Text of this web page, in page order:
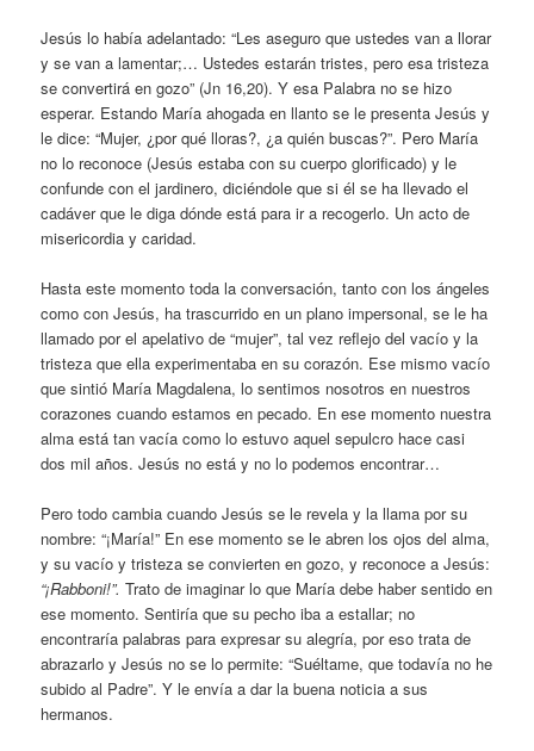
Jesús lo había adelantado: “Les aseguro que ustedes van a llorar
y se van a lamentar;… Ustedes estarán tristes, pero esa tristeza
se convertirá en gozo” (Jn 16,20). Y esa Palabra no se hizo
esperar. Estando María ahogada en llanto se le presenta Jesús y
le dice: “Mujer, ¿por qué lloras?, ¿a quién buscas?”. Pero María
no lo reconoce (Jesús estaba con su cuerpo glorificado) y le
confunde con el jardinero, diciéndole que si él se ha llevado el
cadáver que le diga dónde está para ir a recogerlo. Un acto de
misericordia y caridad.
Hasta este momento toda la conversación, tanto con los ángeles
como con Jesús, ha trascurrido en un plano impersonal, se le ha
llamado por el apelativo de “mujer”, tal vez reflejo del vacío y la
tristeza que ella experimentaba en su corazón. Ese mismo vacío
que sintió María Magdalena, lo sentimos nosotros en nuestros
corazones cuando estamos en pecado. En ese momento nuestra
alma está tan vacía como lo estuvo aquel sepulcro hace casi
dos mil años. Jesús no está y no lo podemos encontrar…
Pero todo cambia cuando Jesús se le revela y la llama por su
nombre: “¡María!” En ese momento se le abren los ojos del alma,
y su vacío y tristeza se convierten en gozo, y reconoce a Jesús:
“¡Rabboni!”. Trato de imaginar lo que María debe haber sentido en
ese momento. Sentiría que su pecho iba a estallar; no
encontraría palabras para expresar su alegría, por eso trata de
abrazarlo y Jesús no se lo permite: “Suéltame, que todavía no he
subido al Padre”. Y le envía a dar la buena noticia a sus
hermanos.